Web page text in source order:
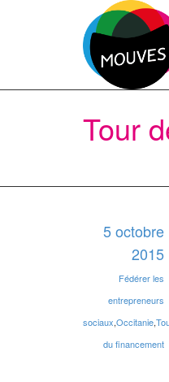
Tour
5 octobre
2015
Fédérer les
entrepreneurs
sociaux,Occitanie,
du financement